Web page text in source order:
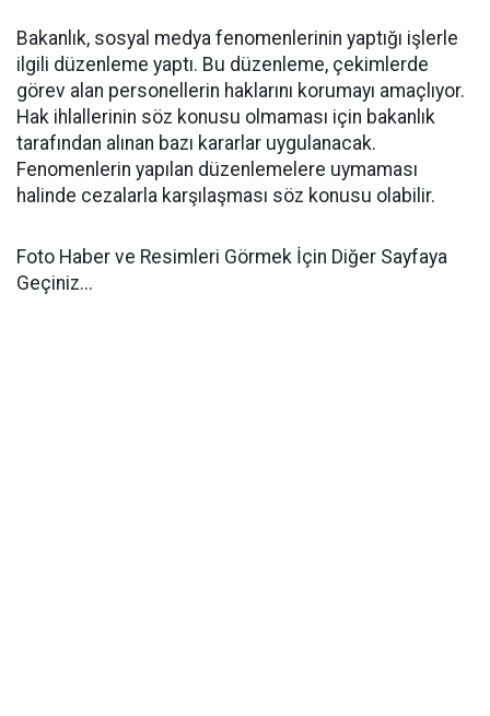
Bakanlık, sosyal medya fenomenlerinin yaptığı işlerle
ilgili düzenleme yaptı. Bu düzenleme, çekimlerde
görev alan personellerin haklarını korumayı amaçlıyor.
Hak ihlallerinin söz konusu olmaması için bakanlık
tarafından alınan bazı kararlar uygulanacak.
Fenomenlerin yapılan düzenlemelere uymaması
halinde cezalarla karşılaşması söz konusu olabilir.
Foto Haber ve Resimleri Görmek İçin Diğer Sayfaya
Geçiniz...